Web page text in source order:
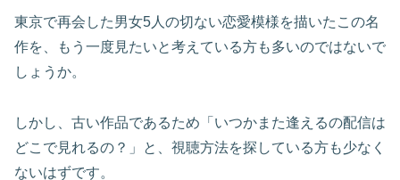
東京で再会した男女5人の切ない恋愛模様を描いたこの名
作を、もう一度見たいと考えている方も多いのではないで
しょうか。
しかし、古い作品であるため「いつかまた逢えるの配信は
どこで見れるの？」と、視聴方法を探している方も少なく
ないはずです。